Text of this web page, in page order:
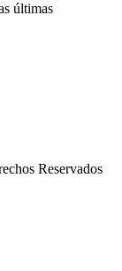
últimas
Reservados